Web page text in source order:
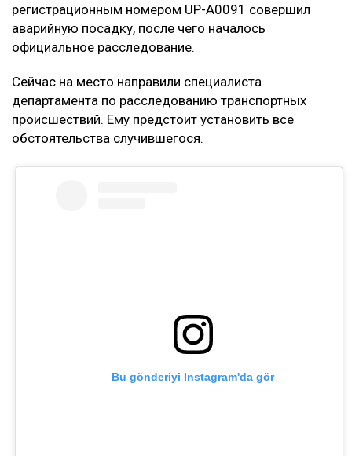
регистрационным номером UP-A0091 совершил
аварийную посадку, после чего началось
официальное расследование.
Сейчас на место направили специалиста
департамента по расследованию транспортных
происшествий. Ему предстоит установить все
обстоятельства случившегося.
Bu gönderiyi Instagram'da gör